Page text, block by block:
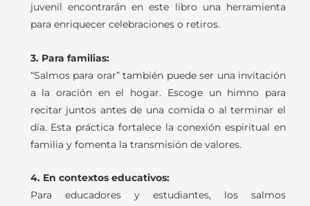
juvenil encontrarán en este libro una herramienta
para enriquecer celebraciones o retiros.
3. Para familias:
“Salmos para orar” también puede ser una invitación
a la oración en el hogar. Escoge un himno para
recitar juntos antes de una comida o al terminar el
día. Esta práctica fortalece la conexión espiritual en
familia y fomenta la transmisión de valores.
4. En contextos educativos:
Para educadores y estudiantes, los salmos